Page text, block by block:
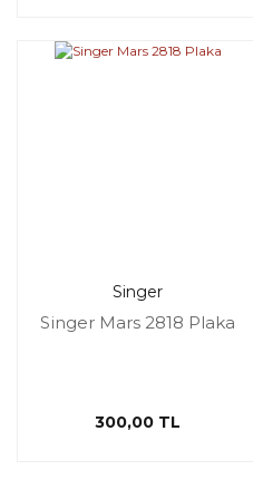
Singer
Singer Mars 2818 Plaka
300,00 TL